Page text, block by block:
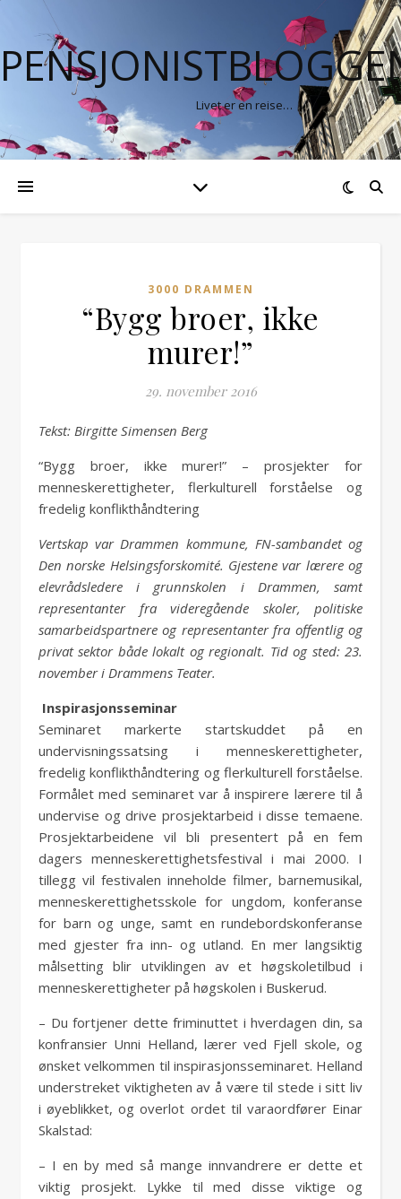
Livet er en reise…
3000 DRAMMEN
“Bygg broer, ikke
murer!”
29. november 2016
Tekst: Birgitte Simensen Berg
“Bygg broer, ikke murer!” – prosjekter for
menneskerettigheter, flerkulturell forståelse og
fredelig konflikthåndtering
Vertskap var Drammen kommune, FN-sambandet og
Den norske Helsingsforskomité. Gjestene var lærere og
elevrådsledere i grunnskolen i Drammen, samt
representanter fra videregående skoler, politiske
samarbeidspartnere og representanter fra offentlig og
privat sektor både lokalt og regionalt. Tid og sted: 23.
november i Drammens Teater.
Inspirasjonsseminar
Seminaret markerte startskuddet på en
undervisningssatsing i menneskerettigheter,
fredelig konflikthåndtering og flerkulturell forståelse.
Formålet med seminaret var å inspirere lærere til å
undervise og drive prosjektarbeid i disse temaene.
Prosjektarbeidene vil bli presentert på en fem
dagers menneskerettighetsfestival i mai 2000. I
tillegg vil festivalen inneholde filmer, barnemusikal,
menneskerettighetsskole for ungdom, konferanse
for barn og unge, samt en rundebordskonferanse
med gjester fra inn- og utland. En mer langsiktig
målsetting blir utviklingen av et høgskoletilbud i
menneskerettigheter på høgskolen i Buskerud.
– Du fortjener dette friminuttet i hverdagen din, sa
konfransier Unni Helland, lærer ved Fjell skole, og
ønsket velkommen til inspirasjonsseminaret. Helland
understreket viktigheten av å være til stede i sitt liv
i øyeblikket, og overlot ordet til varaordfører Einar
Skalstad:
– I en by med så mange innvandrere er dette et
viktig prosjekt. Lykke til med disse viktige og